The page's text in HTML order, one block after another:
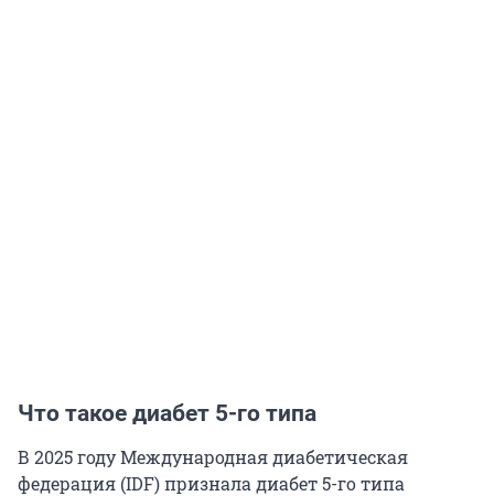
Что такое диабет 5-го типа
В 2025 году Международная диабетическая
федерация (IDF) признала диабет 5-го типа